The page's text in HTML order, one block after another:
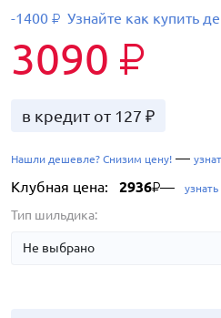
-1400 ₽ Узнайте как купить
3090 ₽
в кредит от 127 ₽
Нашли дешевле? Снизим цену! —
Клубная цена: 2936₽—
Тип шильдика: